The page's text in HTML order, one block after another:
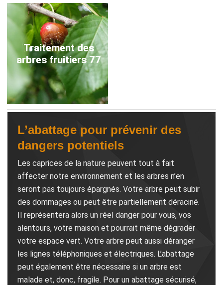
Traitement des
arbres fruitiers 77
L’abattage pour prévenir des
dangers potentiels
Les caprices de la nature peuvent tout à fait
affecter notre environnement et les arbres n’en
seront pas toujours épargnés. Votre arbre peut subir
des dommages ou peut être partiellement déraciné.
Il représentera alors un réel danger pour vous, vos
alentours, votre maison et pourrait même dégrader
votre espace vert. Votre arbre peut aussi déranger
les lignes téléphoniques et électriques. L’abattage
peut également être nécessaire si un arbre est
malade et, donc, fragile. Pour un abattage sécurisé,